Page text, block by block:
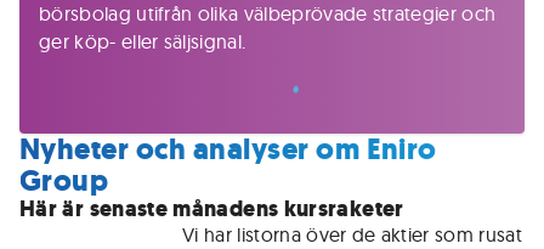
börsbolag utifrån olika välbeprövade strategier och
ger köp- eller säljsignal.
Nyheter och analyser om Eniro
Group
Här är senaste månadens kursraketer
För medlemmar • Vi har listorna över de aktier som rusat